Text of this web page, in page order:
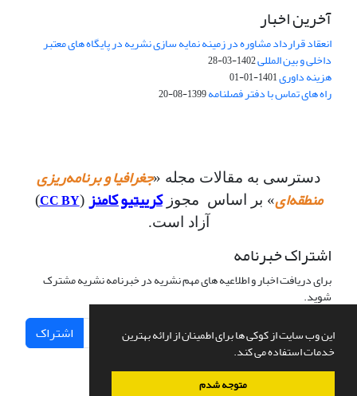
این وب سایت از کوکی ها برای اطمینان از ارائه بهترین
خدمات استفاده می کند.
متوجه شدم
آخرین اخبار
انعقاد قرارداد مشاوره در زمینه نمایه سازی نشریه در پایگاه های معتبر
داخلی و بین المللی1402-03-28
هزینه داوری1401-01-01
راه های تماس با دفتر فصلنامه1399-08-20
دسترسی به مقالات مجله «جغرافیا و برنامه‌ریزی
منطقه‌ای» بر اساس مجوزکرییتیو کامنز (
CC BY
)
آزاد است.
اشتراک خبرنامه
برای دریافت اخبار و اطلاعیه های مهم نشریه در خبرنامه نشریه مشترک
شوید.
اشتراک